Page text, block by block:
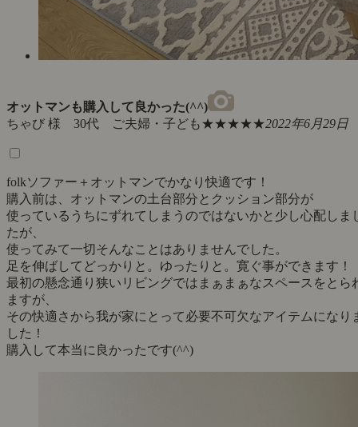
オットマンも購入して良かった(^^)
ちゃび 様 30代 ご夫婦・子ども★★★★★2022年6月29日
folkソファー＋オットマンでかなり快適です！
購入前は、オットマンの土台部分とクッション部分が
使っているうちにずれてしまうのではないかと少し心配しま
たが、
使ってみて一切そんなことはありませんでした。
足を伸ばしてどっかりと。ゆったりと。寛ぐ事ができます！
最初の懸念通り狭いリビングではまぁまぁなスペースをとら
ますが、
その快適さから我が家にとって必要不可欠なアイテムになり
した！
購入して本当に良かったです(^^)